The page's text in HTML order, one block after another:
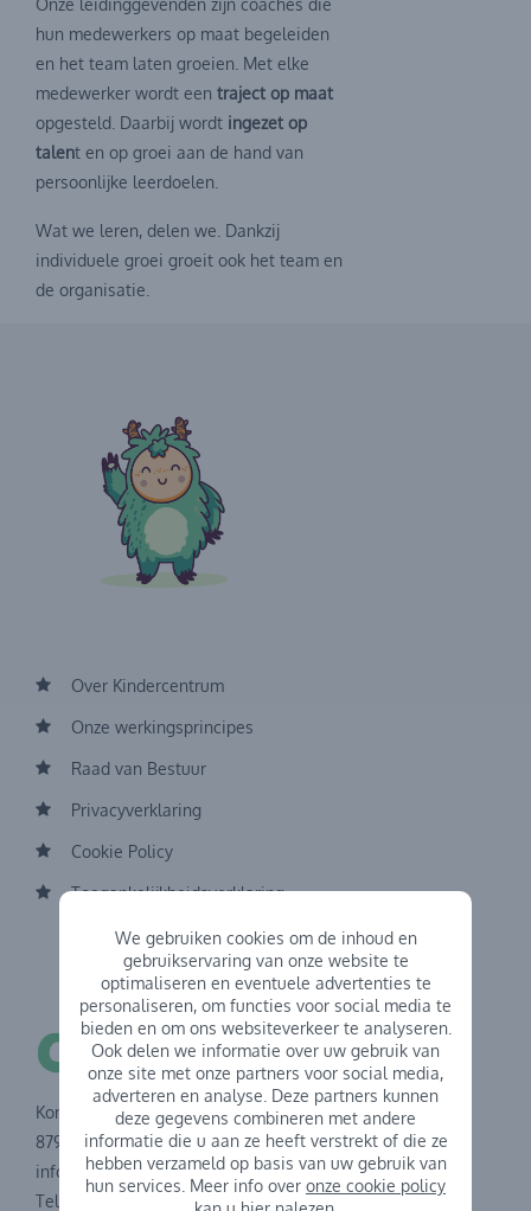
hun medewerkers op maat begeleiden
en het team laten groeien. Met elke
medewerker wordt een traject op maat
opgesteld. Daarbij wordt ingezet op
talent en op groei aan de hand van
persoonlijke leerdoelen.
Wat we leren, delen we. Dankzij
individuele groei groeit ook het team en
de organisatie.
Over Kindercentrum
Onze werkingsprincipes
Raad van Bestuur
Privacyverklaring
Cookie Policy
Toegankelijkheidsverklaring
Koning Albertstraat 43
8791 Waregem
info@kindercentrum.be
Tel.: 056 60 73 40
We gebruiken cookies om de inhoud en
gebruikservaring van onze website te
optimaliseren en eventuele advertenties te
personaliseren, om functies voor social media te
bieden en om ons websiteverkeer te analyseren.
Ook delen we informatie over uw gebruik van
onze site met onze partners voor social media,
adverteren en analyse. Deze partners kunnen
deze gegevens combineren met andere
informatie die u aan ze heeft verstrekt of die ze
hebben verzameld op basis van uw gebruik van
hun services. Meer info over onze cookie policy